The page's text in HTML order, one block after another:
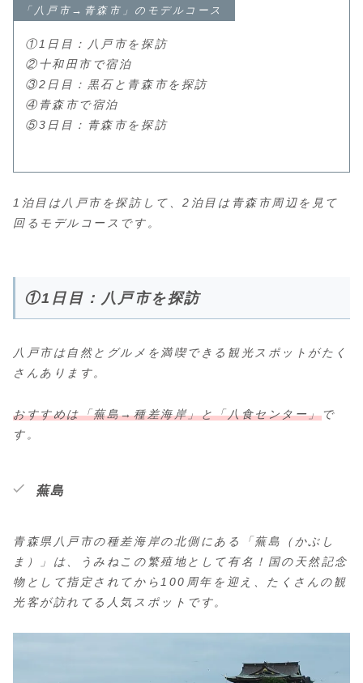
「八戸市→青森市」のモデルコース
①1日目：八戸市を探訪
②十和田市で宿泊
③2日目：黒石と青森市を探訪
④青森市で宿泊
⑤3日目：青森市を探訪
1泊目は八戸市を探訪して、2泊目は青森市周辺を見て
回るモデルコースです。
①1日目：八戸市を探訪
八戸市は自然とグルメを満喫できる観光スポットがたく
さんあります。
おすすめは「蕪島→種差海岸」と「八食センター」で
す。
蕪島
青森県八戸市の種差海岸の北側にある「蕪島（かぶし
ま）」は、うみねこの繁殖地として有名！国の天然記念
物として指定されてから100周年を迎え、たくさんの観
光客が訪れてる人気スポットです。